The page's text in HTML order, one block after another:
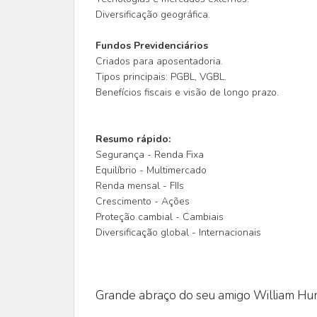
Diversificação geográfica.
Fundos Previdenciários
Criados para aposentadoria.
Tipos principais: PGBL, VGBL.
Benefícios fiscais e visão de longo prazo.
Resumo rápido:
Segurança - Renda Fixa
Equilíbrio - Multimercado
Renda mensal - FIIs
Crescimento - Ações
Proteção cambial - Cambiais
Diversificação global - Internacionais
Grande abraço do seu amigo William